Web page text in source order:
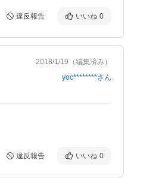
違反報告 いいね 0
2018/1/19 （編集済み）
yoc********さん
違反報告 いいね 0